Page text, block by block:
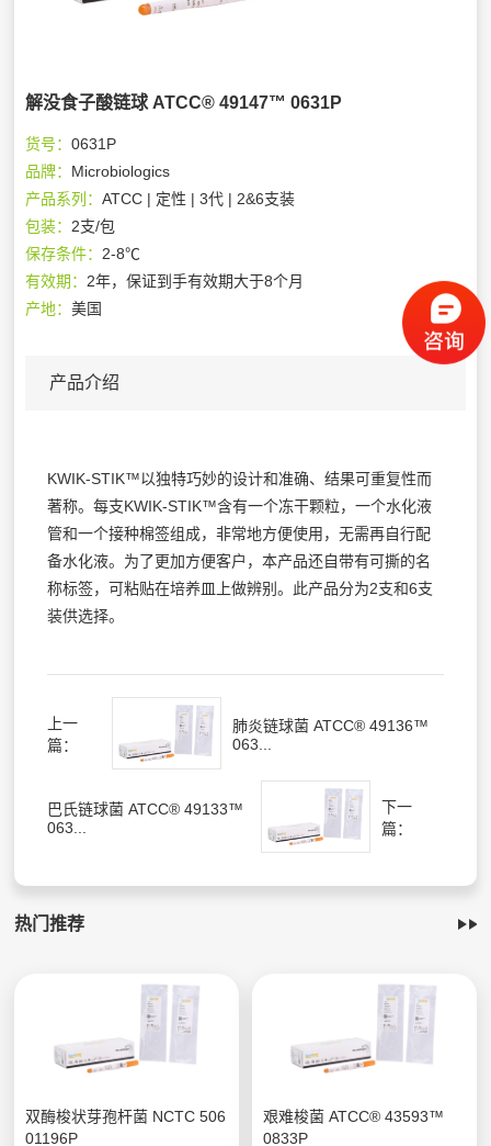
解没食子酸链球 ATCC® 49147™ 0631P
货号：0631P
品牌： Microbiologics
产品系列：ATCC | 定性 | 3代 | 2&6支装
包装： 2支/包
保存条件： 2-8℃
有效期： 2年，保证到手有效期大于8个月
产地：美国
产品介绍
KWIK-STIK™以独特巧妙的设计和准确、结果可重复性而
著称。每支KWIK-STIK™含有一个冻干颗粒，一个水化液
管和一个接种棉签组成，非常地方便使用，无需再自行配
备水化液。为了更加方便客户，本产品还自带有可撕的名
称标签，可粘贴在培养皿上做辨别。此产品分为2支和6支
装供选择。
上一
篇：
肺炎链球菌 ATCC® 49136™
063...
巴氏链球菌 ATCC® 49133™
063...
下一
篇：
热门推荐
双酶梭状芽孢杆菌 NCTC 506
01196P
艰难梭菌 ATCC® 43593™
0833P